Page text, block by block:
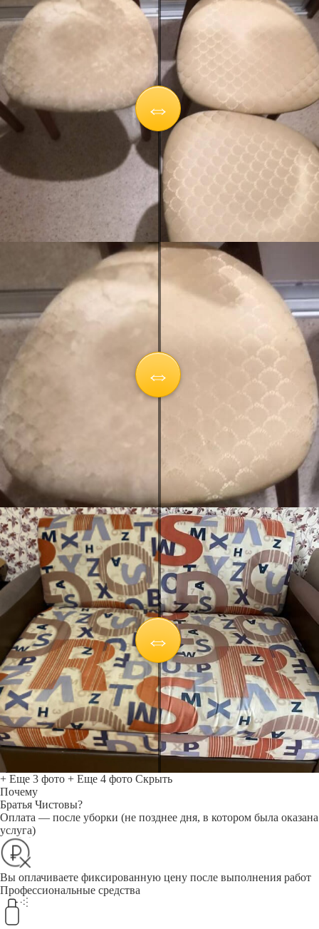
+ Еще 3 фото + Еще 4 фото Скрыть
Почему
Братья Чистовы?
Оплата — после уборки (не позднее дня, в котором была оказана
услуга)
Вы оплачиваете фиксированную цену после выполнения работ
Профессиональные средства